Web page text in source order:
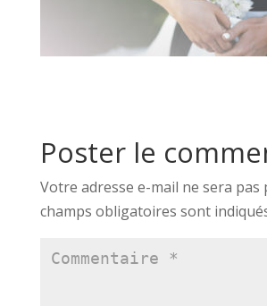
Poster le
Votre adresse e-mail ne sera pas
champs obligatoires sont